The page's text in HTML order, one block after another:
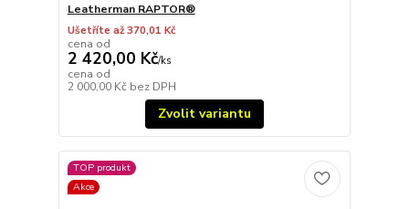
Leatherman RAPTOR®
Ušetříte až 370,01 Kč
cena od
2 420,00 Kč/ks
cena od
2 000,00 Kč bez DPH
Zvolit variantu
TOP produkt
Akce